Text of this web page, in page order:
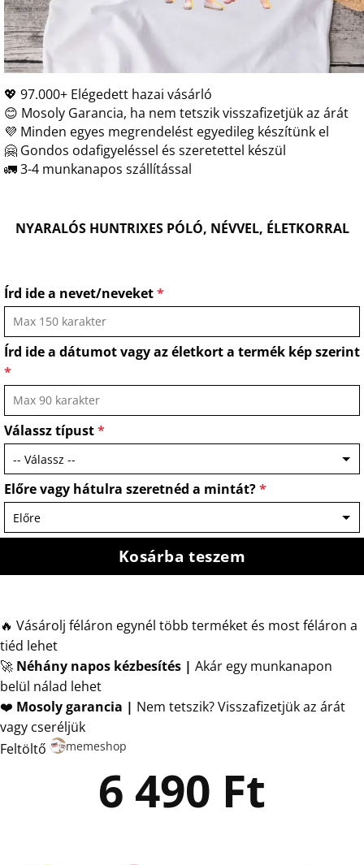
💖 97.000+ Elégedett hazai vásárló
😊 Mosoly Garancia, ha nem tetszik visszafizetjük az árát
💜 Minden egyes megrendelést egyedileg készítünk el
🤗 Gondos odafigyeléssel és szeretettel készül
🚛 3-4 munkanapos szállítással
NYARALÓS HUNTRIXES PÓLÓ, NÉVVEL, ÉLETKORRAL
Írd ide a nevet/neveket*
Írd ide a dátumot vagy az életkort a termék kép szerint
*
Válassz típust*
Előre vagy hátulra szeretnéd a mintát?*
Kosárba teszem
🔥 Vásárolj féláron egynél több terméket és most féláron a
tiéd lehet
🚀 Néhány napos kézbesítés | Akár egy munkanapon
belül nálad lehet
❤️ Mosoly garancia | Nem tetszik? Visszafizetjük az árát
vagy cseréljük
Feltöltő
memeshop
6 490 Ft